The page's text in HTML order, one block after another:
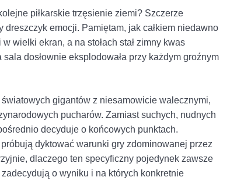
piłkarskie trzęsienie ziemi? Szczerze
emocji. Pamiętam, jak całkiem niedawno
wielki ekran, a na stołach stał zimny kwas
dosłownie eksplodowała przy każdym groźnym
gigantów z niesamowicie walecznymi,
pucharów. Zamiast suchych, nudnych
decyduje o końcowych punktach.
dyktować warunki gry zdominowanej przez
dlaczego ten specyficzny pojedynek zawsze
o wyniku i na których konkretnie